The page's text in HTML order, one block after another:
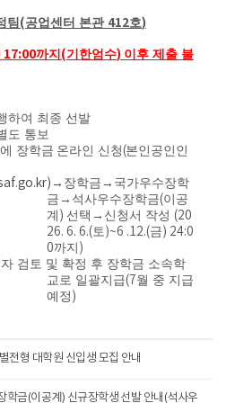
팀 (공업센터 본관 412호)
17:00까지 (기한엄수) 이후 제출 불
하여 최종 선발
도 통보
장학금 온라인 신청(본인공인인
→ 장학금 → 국가우수장학
금 → 석사우수장학금(이공
계 ) 선택 → 신청서 작성 (20
26. 6. 6.(토 )~6 .12.(금 ) 24:0
0까지 )
검토 및 확정 후 장학금 소속학
교로 일괄지급(7월 중 지급
예정 )
전형 대학원 신입생 모집 안내
학금(이공계) 신규장학생 선발 안내(석사우